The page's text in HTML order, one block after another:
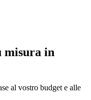
misura in
al vostro budget e alle